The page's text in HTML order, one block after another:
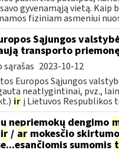
gyvenamąją vietą. Kaip
fiziniam asmeniui
Sąjungos
transporto
2023-10-12
Europos Sąjungos
neatlygintinai, pvz.,
ir į Lietuvos Respublikos
nepriemokų dengimo
ir / ar mokesčio skirtumo
sumomis